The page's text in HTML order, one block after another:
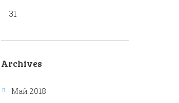
31
Archives
Май 2018